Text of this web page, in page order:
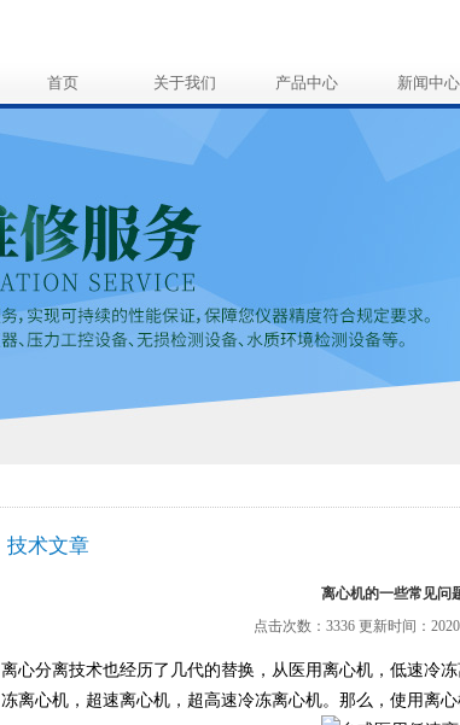
首页 关于我们 产品中心 新闻中心
技术文章
离心机的一些常见问
点击次数：3336 更新时间：
离心分离技术也经历了几代的替换，从医用离心机，低速冷
冻离心机，超速离心机，超高速冷冻离心机。那么，使用离